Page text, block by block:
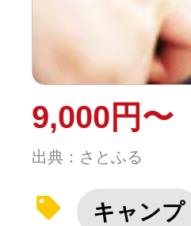
9,000円〜
出典：さとふる
キャンプ